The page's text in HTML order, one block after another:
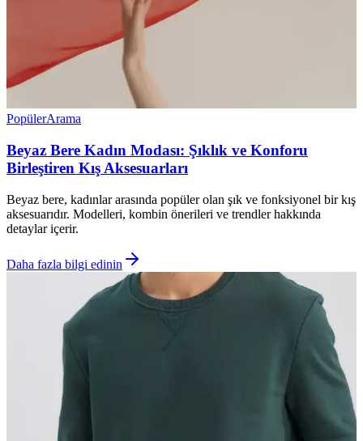
PopülerArama
Beyaz Bere Kadın Modası: Şıklık ve Konforu
Birleştiren Kış Aksesuarları
Beyaz bere, kadınlar arasında popüler olan şık ve fonksiyonel bir kış
aksesuarıdır. Modelleri, kombin önerileri ve trendler hakkında
detaylar içerir.
Daha fazla bilgi edinin